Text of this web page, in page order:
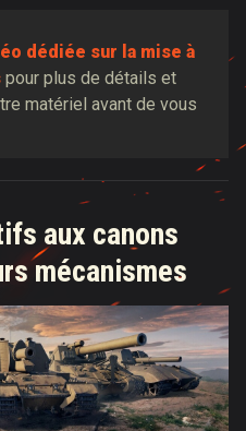
dédiée sur la mise à
pour plus de détails et
matériel avant de vous
aux canons
mécanismes